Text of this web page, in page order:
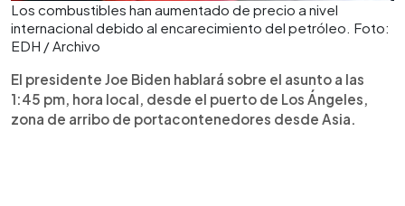
Los combustibles han aumentado de precio a nivel
internacional debido al encarecimiento del petróleo. Foto:
EDH / Archivo
El presidente Joe Biden hablará sobre el asunto a las
1:45 pm, hora local, desde el puerto de Los Ángeles,
zona de arribo de portacontenedores desde Asia.